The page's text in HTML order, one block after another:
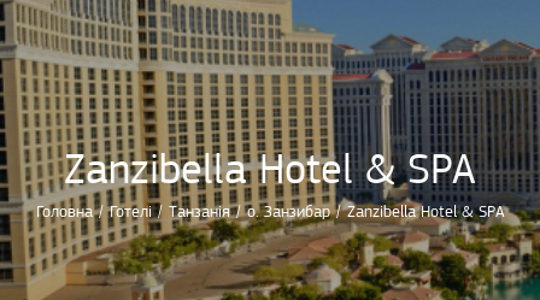
Zanzibella Hotel & SPA
Головна / Готелі / Танзанія / о. Занзибар / Zanzibella Hotel & SPA